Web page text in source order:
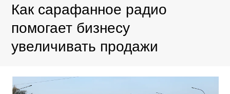
Как сарафанное радио
помогает бизнесу
увеличивать продажи